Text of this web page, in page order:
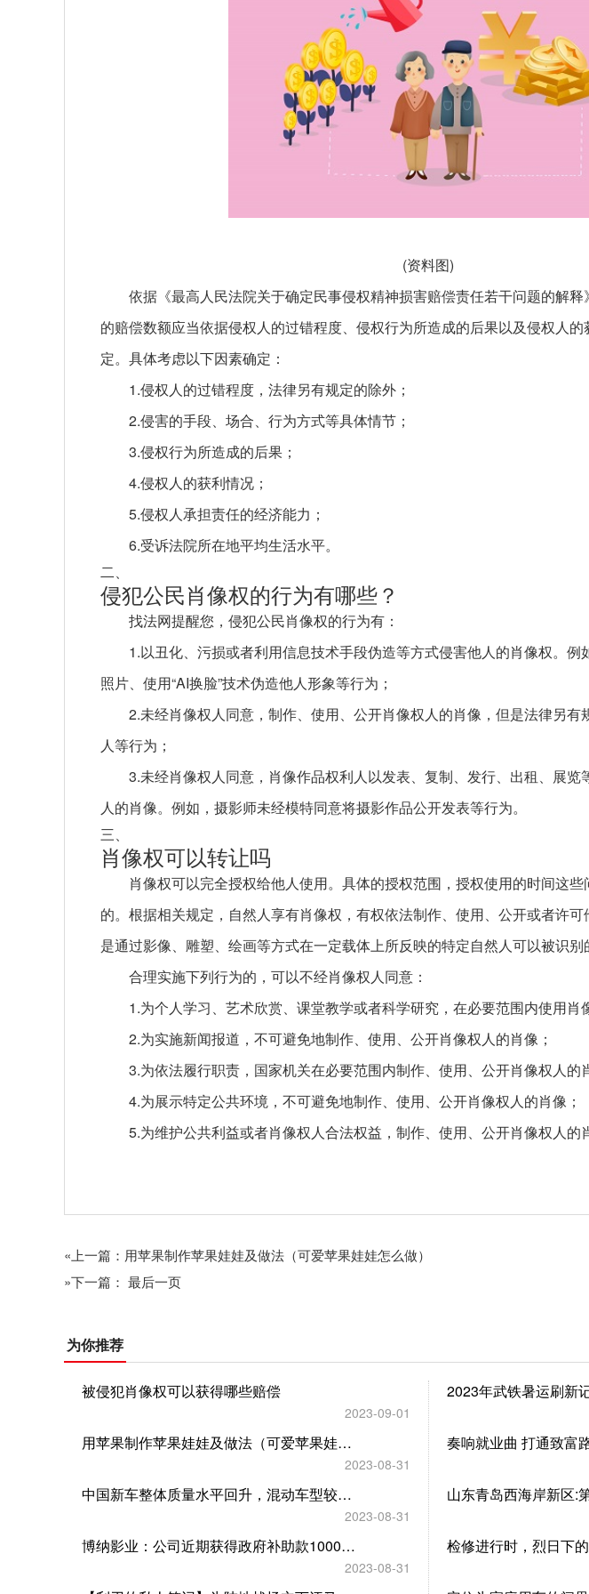
(资料图)
依据《最高人民法院关于确定民事侵权精神损害赔偿责任若干问题的解
的赔偿数额应当依据侵权人的过错程度、侵权行为所造成的后果以及侵权人
定。具体考虑以下因素确定：
1.侵权人的过错程度，法律另有规定的除外；
2.侵害的手段、场合、行为方式等具体情节；
3.侵权行为所造成的后果；
4.侵权人的获利情况；
5.侵权人承担责任的经济能力；
6.受诉法院所在地平均生活水平。
二、
侵犯公民肖像权的行为有哪些？
找法网提醒您，侵犯公民肖像权的行为有：
1.以丑化、污损或者利用信息技术手段伪造等方式侵害他人的肖像权。例
照片、使用“AI换脸”技术伪造他人形象等行为；
2.未经肖像权人同意，制作、使用、公开肖像权人的肖像，但是法律另有
人等行为；
3.未经肖像权人同意，肖像作品权利人以发表、复制、发行、出租、展览
人的肖像。例如，摄影师未经模特同意将摄影作品公开发表等行为。
三、
肖像权可以转让吗
肖像权可以完全授权给他人使用。具体的授权范围，授权使用的时间这
的。根据相关规定，自然人享有肖像权，有权依法制作、使用、公开或者许
是通过影像、雕塑、绘画等方式在一定载体上所反映的特定自然人可以被识别
合理实施下列行为的，可以不经肖像权人同意：
1.为个人学习、艺术欣赏、课堂教学或者科学研究，在必要范围内使用肖
2.为实施新闻报道，不可避免地制作、使用、公开肖像权人的肖像；
3.为依法履行职责，国家机关在必要范围内制作、使用、公开肖像权人的
4.为展示特定公共环境，不可避免地制作、使用、公开肖像权人的肖像；
5.为维护公共利益或者肖像权人合法权益，制作、使用、公开肖像权人的
«上一篇：用苹果制作苹果娃娃及做法（可爱苹果娃娃怎么做）
»下一篇： 最后一页
为你推荐
被侵犯肖像权可以获得哪些赔偿
2023-09-01
用苹果制作苹果娃娃及做法（可爱苹果娃娃怎么做）
2023-08-31
中国新车整体质量水平回升，混动车型较纯燃油车型质量表现更佳
2023-08-31
博纳影业：公司近期获得政府补助款1000万元
2023-08-31
检修进行时，烈日下